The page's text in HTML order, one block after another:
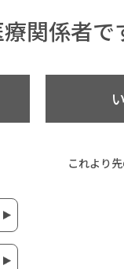
関係者で
これより